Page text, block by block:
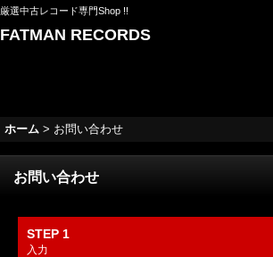
厳選中古レコード専門Shop !!
FATMAN RECORDS
ホーム > お問い合わせ
お問い合わせ
STEP 1
入力